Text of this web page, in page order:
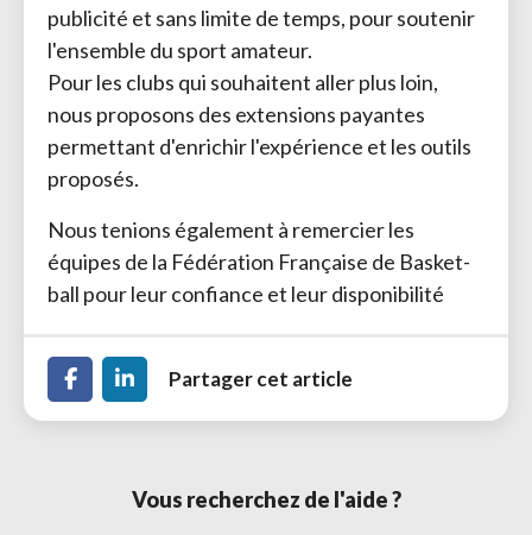
publicité et sans limite de temps, pour soutenir
l'ensemble du sport amateur.
Pour les clubs qui souhaitent aller plus loin,
nous proposons des extensions payantes
permettant d'enrichir l'expérience et les outils
proposés.
Nous tenions également à remercier les
équipes de la Fédération Française de Basket-
ball pour leur confiance et leur disponibilité
Partager cet article
Vous recherchez de l'aide ?